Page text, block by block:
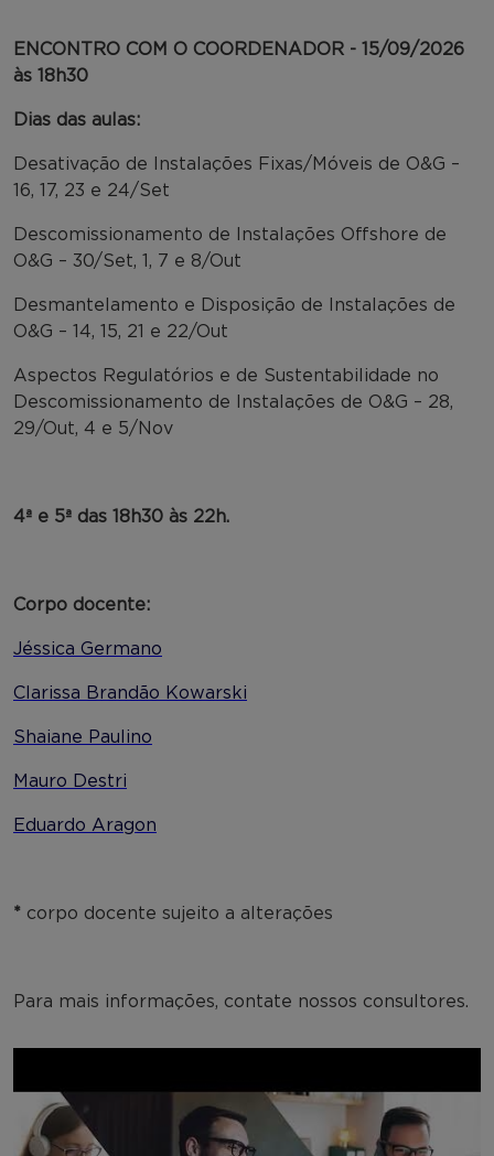
ENCONTRO COM O COORDENADOR - 15/09/2026
às 18h30
Dias das aulas:
Desativação de Instalações Fixas/Móveis de O&G –
16, 17, 23 e 24/Set
Descomissionamento de Instalações Offshore de
O&G – 30/Set, 1, 7 e 8/Out
Desmantelamento e Disposição de Instalações de
O&G – 14, 15, 21 e 22/Out
Aspectos Regulatórios e de Sustentabilidade no
Descomissionamento de Instalações de O&G – 28,
29/Out, 4 e 5/Nov
4ª e 5ª das 18h30 às 22h.
Corpo docente:
Jéssica Germano
Clarissa Brandão Kowarski
Shaiane Paulino
Mauro Destri
Eduardo Aragon
* corpo docente sujeito a alterações
Para mais informações, contate nossos consultores.